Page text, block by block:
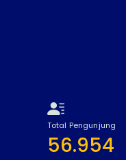
Total Pengunjung
56.954